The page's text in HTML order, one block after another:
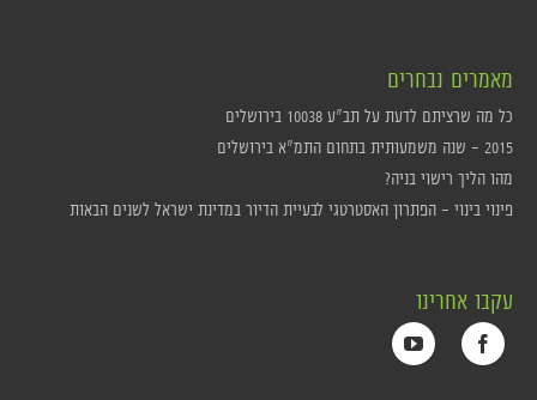
מאמרים נבחרים
כל מה שרציתם לדעת על תב"ע 10038 בירושלים
2015 – שנה משמעותית בתחום התמ"א בירושלים
מהו הליך רישוי בניה?
פינוי בינוי – הפתרון האסטרטגי לבעיית הדיור במדינת ישראל לשנים הבאות
עקבו אחרינו